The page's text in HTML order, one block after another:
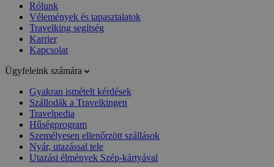
Rólunk
Vélemények és tapasztalatok
Travelking segítség
Karrier
Kapcsolat
Ügyfeleink számára
Gyakran ismételt kérdések
Szállodák a Travelkingen
Travelpedia
Hűségprogram
Személyesen ellenőrzött szállások
Nyár, utazással tele
Utazási élmények Szép-kártyával